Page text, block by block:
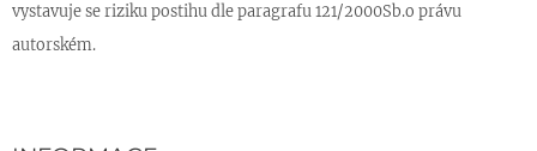
vystavuje se riziku postihu dle paragrafu 121/2000Sb.o právu
autorském.